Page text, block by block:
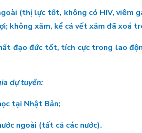
(thị lực tốt, không có HIV, viêm
không xăm, kể cả vết xăm đã xoá
đạo đức tốt, tích cực trong lao
dự tuyển:
tại Nhật Bản;
ngoài (tất cả các nước).